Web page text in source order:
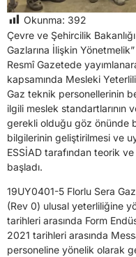
Okunma: 392
Çevre ve Şehircilik
Gazlarına İlişkin
Resmî Gazetede
kapsamında Mesleki
Gaz teknik personellerinin
ilgili meslek standartlarının
gerekli olduğu göz önünde
bilgilerinin geliştirilmesi ve
ESSİAD tarafından teorik
başladı.
19UY0401-5 Florlu Sera
(Rev 0) ulusal yeterliliğine
tarihleri arasında Form
2021 tarihleri arasında
personeline yönelik olarak